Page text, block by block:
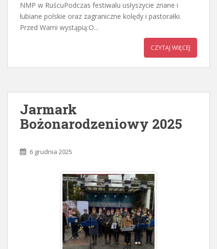
NMP w RuścuPodczas festiwalu usłyszycie znane i
lubiane polskie oraz zagraniczne kolędy i pastorałki.
Przed Wami wystąpią:O...
CZYTAJ WIĘCEJ
Jarmark
Bożonarodzeniowy 2025
6 grudnia 2025